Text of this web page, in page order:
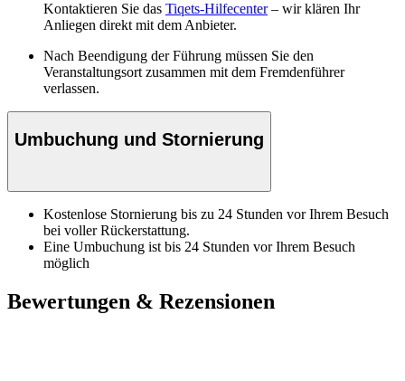
Kontaktieren Sie das Tiqets-Hilfecenter– wir klären Ihr
Anliegen direkt mit dem Anbieter.
Nach Beendigung der Führung müssen Sie den
Veranstaltungsort zusammen mit dem Fremdenführer
verlassen.
Umbuchung und Stornierung
Kostenlose Stornierung bis zu 24 Stunden vor Ihrem Besuch
bei voller Rückerstattung.
Eine Umbuchung ist bis 24 Stunden vor Ihrem Besuch
möglich
Bewertungen & Rezensionen